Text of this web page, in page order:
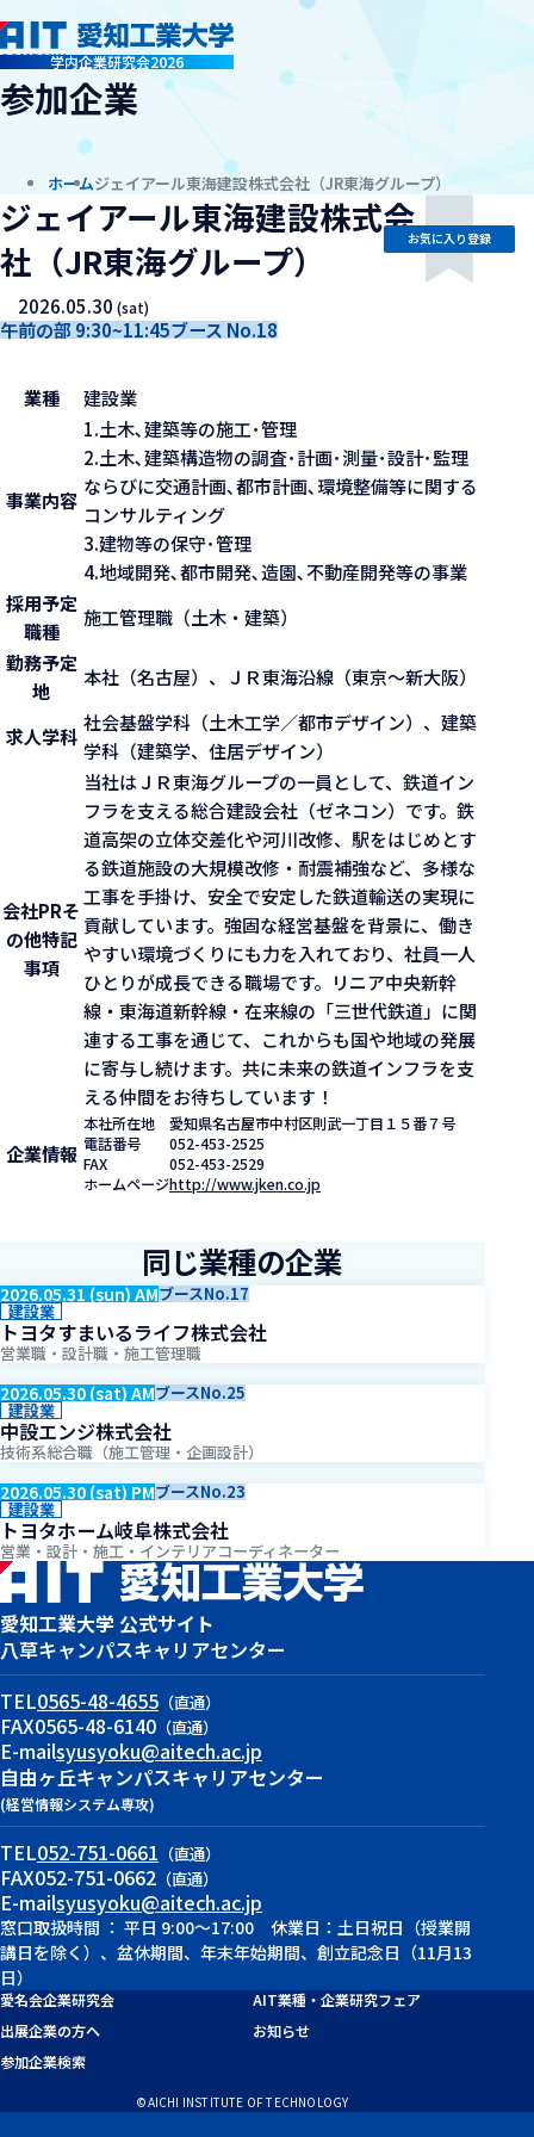
学内企業研究会2026
company
参加企業
ホームジェイアール東海建設株式会社（JR東海グループ）
ジェイアール東海建設株式会
社（JR東海グループ）
2026.05.30(sat)
午前の部 9:30~11:45ブース No.18
お気に入り登録
業種 建設業
事業内容
1.土木､建築等の施工･管理
2.土木､建築構造物の調査･計画･測量･設計･監理
ならびに交通計画､都市計画､環境整備等に関する
コンサルティング
3.建物等の保守･管理
4.地域開発､都市開発､造園､不動産開発等の事業
採用予定
職種
施工管理職（土木・建築）
勤務予定
地
本社（名古屋）、ＪＲ東海沿線（東京〜新大阪）
求人学科
社会基盤学科（土木工学／都市デザイン）、建築
学科（建築学、住居デザイン）
会社PRそ
の他特記
事項
当社はＪＲ東海グループの一員として、鉄道イン
フラを支える総合建設会社（ゼネコン）です。鉄
道高架の立体交差化や河川改修、駅をはじめとす
る鉄道施設の大規模改修・耐震補強など、多様な
工事を手掛け、安全で安定した鉄道輸送の実現に
貢献しています。強固な経営基盤を背景に、働き
やすい環境づくりにも力を入れており、社員一人
ひとりが成長できる職場です。リニア中央新幹
線・東海道新幹線・在来線の「三世代鉄道」に関
連する工事を通じて、これからも国や地域の発展
に寄与し続けます。共に未来の鉄道インフラを支
える仲間をお待ちしています！
企業情報
本社所在地
愛知県名古屋市中村区則武一丁目１５番７号
電話番号
052-453-2525
FAX
052-453-2529
ホームページhttp://www.jken.co.jp
同じ業種の企業
2026.05.31 (sun) AMブースNo.17
建設業
トヨタすまいるライフ株式会社
営業職・設計職・施工管理職
2026.05.30 (sat) AMブースNo.25
建設業
中設エンジ株式会社
技術系総合職（施工管理・企画設計）
2026.05.30 (sat) PMブースNo.23
建設業
トヨタホーム岐阜株式会社
営業・設計・施工・インテリアコーディネーター
愛知工業大学 公式サイト
八草キャンパスキャリアセンター
TEL0565-48-4655 （直通）
FAX0565-48-6140 （直通）
E-mailsyusyoku@aitech.ac.jp
自由ヶ丘キャンパスキャリアセンター
(経営情報システム専攻)
TEL052-751-0661 （直通）
FAX052-751-0662 （直通）
E-mailsyusyoku@aitech.ac.jp
窓口取扱時間 ： 平日 9:00～17:00 休業日：土日祝日（授業開
講日を除く）、盆休期間、年末年始期間、創立記念日（11月13
日）
愛名会企業研究会
AIT業種・企業研究フェア
出展企業の方へ
お知らせ
参加企業検索
©AICHI INSTITUTE OF TECHNOLOGY